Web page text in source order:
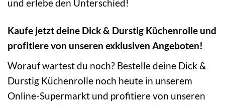
und erlebe den Unterschied!
Kaufe jetzt deine Dick & Durstig Küchenrolle und
profitiere von unseren exklusiven Angeboten!
Worauf wartest du noch? Bestelle deine Dick &
Durstig Küchenrolle noch heute in unserem
Online-Supermarkt und profitiere von unseren